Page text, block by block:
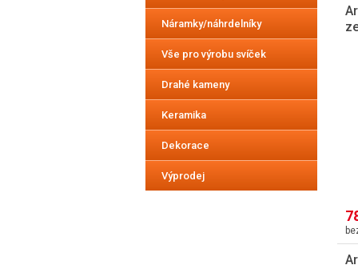
Náramky/náhrdelníky
Vše pro výrobu svíček
Drahé kameny
Keramika
Dekorace
Výprodej